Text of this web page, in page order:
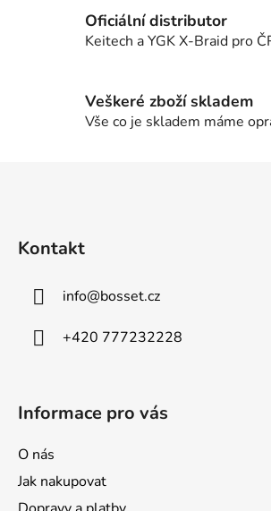
v
k
y
ý
p
i
Oficiální distributor
Keitech a YGK X-Braid pro
Veškeré zboží skladem
Vše co je skladem máme
Kontakt
info@bosset.cz
+420 777232228
Informace pro vás
O nás
Jak nakupovat